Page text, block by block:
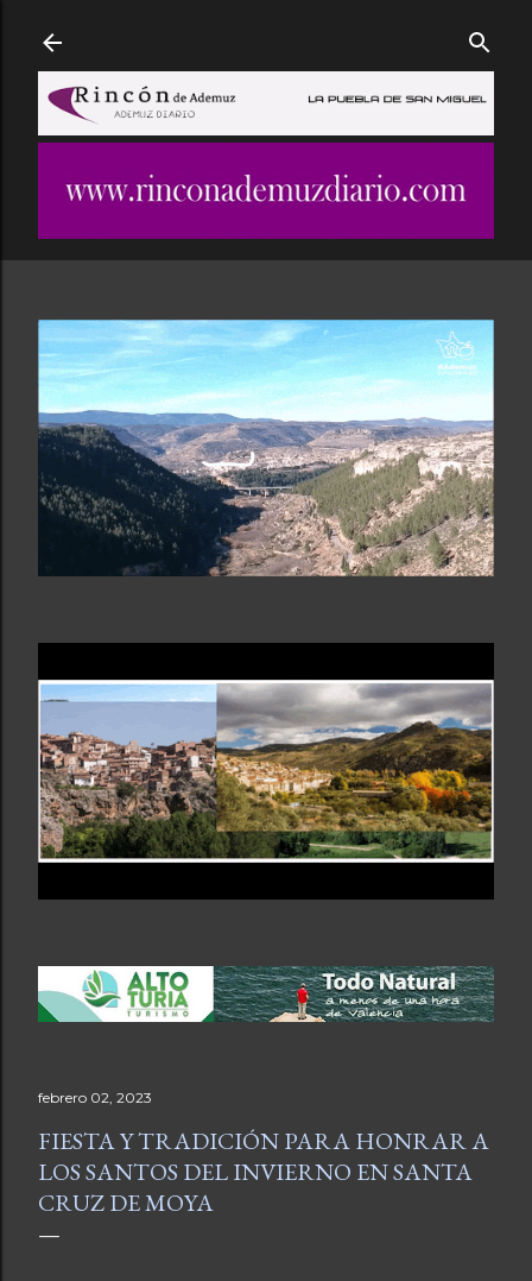
febrero 02, 2023
FIESTA Y TRADICIÓN PARA HONRAR A
LOS SANTOS DEL INVIERNO EN SANTA
CRUZ DE MOYA